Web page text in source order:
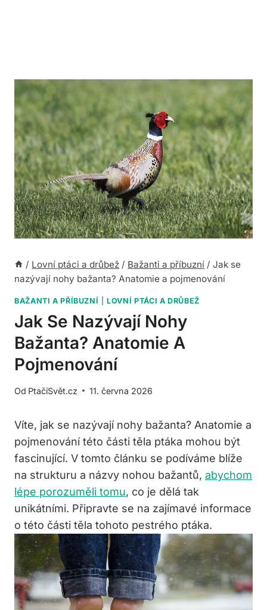
/ Lovní ptáci a drůbež / Bažanti a příbuzní / Jak se
nazývají nohy bažanta? Anatomie a pojmenování
BAŽANTI A PŘÍBUZNÍ |LOVNÍ PTÁCI A DRŮBEŽ
Jak Se Nazývají Nohy
Bažanta? Anatomie A
Pojmenování
Od PtačíSvět.cz 11. června 2026
Víte, jak se nazývají nohy bažanta? Anatomie a
pojmenování této části těla ptáka mohou být
fascinující. V tomto článku se podíváme blíže
na strukturu a názvy nohou bažantů, abychom
lépe porozuměli tomu, co je dělá tak
unikátními. Připravte se na zajímavé informace
o této části těla tohoto pestrého ptáka.